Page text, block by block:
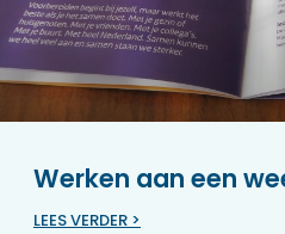
Werken aan een
LEES VERDER >